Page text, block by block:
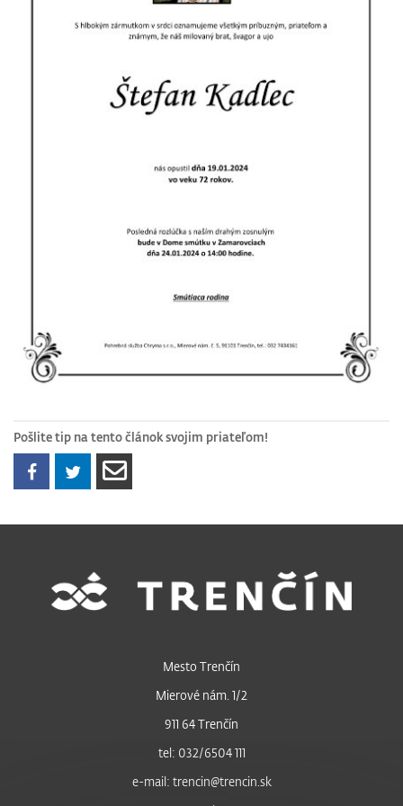
Pošlite tip na tento článok svojim priateľom!
Mesto Trenčín
Mierové nám. 1/2
911 64 Trenčín
tel: 032/6504 111
e-mail: trencin@trencin.sk